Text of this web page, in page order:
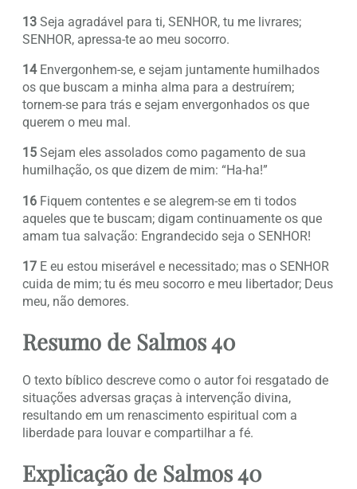
13 Seja agradável para ti, SENHOR, tu me livrares;
SENHOR, apressa-te ao meu socorro.
14Envergonhem-se, e sejam juntamente humilhados
os que buscam a minha alma para a destruírem;
tornem-se para trás e sejam envergonhados os que
querem o meu mal.
15 Sejam eles assolados como pagamento de sua
humilhação, os que dizem de mim: “Ha-ha!”
16 Fiquem contentes e se alegrem-se em ti todos
aqueles que te buscam; digam continuamente os que
amam tua salvação: Engrandecido seja o SENHOR!
17 E eu estou miserável e necessitado; mas o SENHOR
cuida de mim; tu és meu socorro e meu libertador; Deus
meu, não demores.
Resumo de Salmos 40
O texto bíblico descreve como o autor foi resgatado de
situações adversas graças à intervenção divina,
resultando em um renascimento espiritual com a
liberdade para louvar e compartilhar a fé.
Explicação de Salmos 40